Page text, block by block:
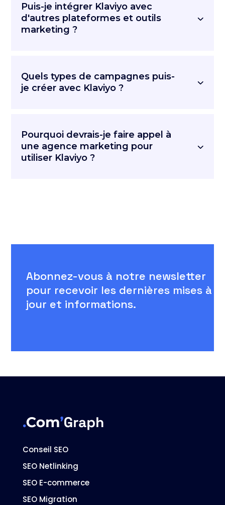
Puis-je intégrer Klaviyo avec
d'autres plateformes et outils
marketing ?
Quels types de campagnes puis-
je créer avec Klaviyo ?
Pourquoi devrais-je faire appel à
une agence marketing pour
utiliser Klaviyo ?
Abonnez-vous à notre newsletter
pour recevoir les dernières mises à
jour et informations.
Conseil SEO
SEO Netlinking
SEO E-commerce
SEO Migration